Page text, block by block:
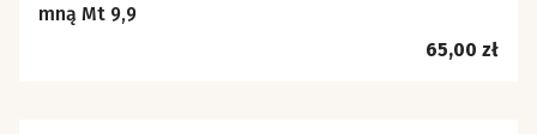
mną Mt 9,9
Cena
65,00 zł